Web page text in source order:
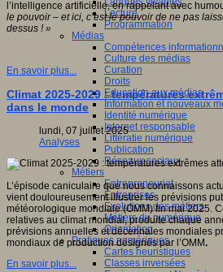
Lecture
Programmation
Médias
Compétences
Culture des médias
Curation
Droits
Education aux médias
Information et nouveaux
Identité numérique
Internet responsable
Littératie numérique
Publication
Réseaux sociaux
Métiers
Entrepreneuriat
Entreprises
Evolutions des métiers
Métiers du numérique
Orientation
Pratiques numériques
Cartes heuristiques
Classes inversées
l’intelligence artificielle, en rappelant avec
le pouvoir – et ici, c’est le pouvoir de ne pas
dessus ! »
En savoir plus...
Climat 2025-2029 : températures
dans le monde
lundi, 07 juillet 2025
Analyses
L’épisode caniculaire que nous connaissons
vient douloureusement illustrer les prévisions
météorologique mondiale (OMM) fin mai 2025.
relatives au climat mondial, produite chaque
prévisions annuelles et décennales mondiales
mondiaux de production désignés par l’OMM.
En savoir plus...